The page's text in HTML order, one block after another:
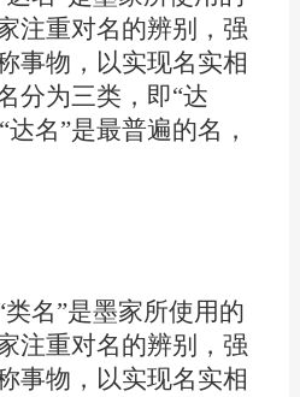
注重对名的辨别，强
事物，以实现名实相
分为三类，即“达
达名”是最普遍的名，
名”是墨家所使用的
注重对名的辨别，强
事物，以实现名实相